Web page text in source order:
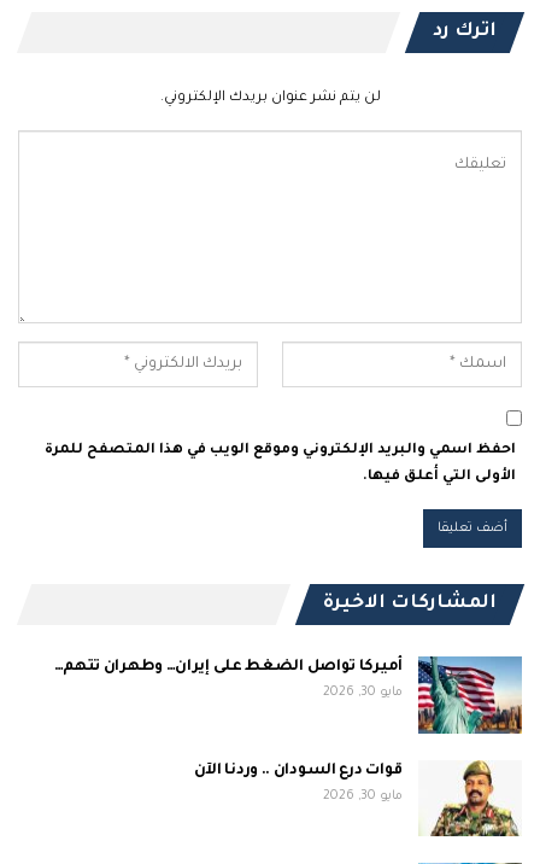
اترك رد
لن يتم نشر عنوان بريدك الإلكتروني.
احفظ اسمي والبريد الإلكتروني وموقع الويب في هذا المتصفح للمرة
الأولى التي أعلق فيها.
المشاركات الاخيرة
أميركا تواصل الضغط على إيران… وطهران تتهم…
مايو 30, 2026
قوات درع السودان .. وردنا الآن
مايو 30, 2026